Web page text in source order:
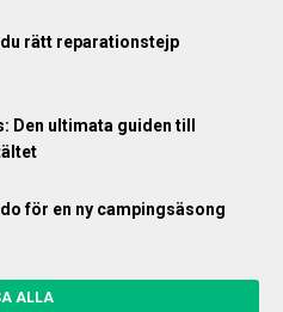
rätt reparationstejp
Den ultimata guiden till
för en ny campingsäsong
ALLA